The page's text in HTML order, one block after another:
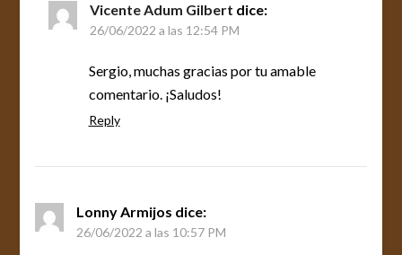
Vicente Adum Gilbert dice:
26/06/2022 a las 12:54 PM
Sergio, muchas gracias por tu amable
comentario. ¡Saludos!
Reply
Lonny Armijos dice:
26/06/2022 a las 10:57 PM